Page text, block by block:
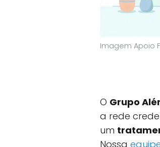
Imagem Apoio
O Grupo
a rede
um
Nossa